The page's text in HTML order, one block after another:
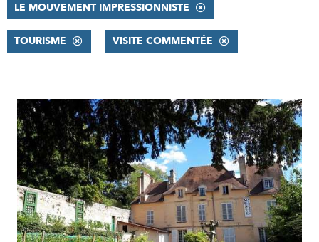
LE MOUVEMENT IMPRESSIONNISTE
TOURISME VISITE COMMENTÉE
RÉSULTATS